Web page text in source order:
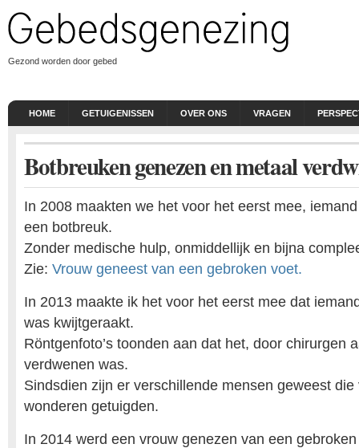
Gezond worden door gebed
HOME GETUIGENISSEN OVER ONS VRAGEN
Botbreuken genezen en metaal
In 2008 maakten we het voor het eerst mee,
een botbreuk.
Zonder medische hulp, onmiddellijk en bijna
Zie: Vrouw geneest van een gebroken voet.
In 2013 maakte ik het voor het eerst mee dat
was kwijtgeraakt.
Röntgenfoto’s toonden aan dat het, door chirurgen
verdwenen was.
Sindsdien zijn er verschillende mensen geweest
wonderen getuigden.
In 2014 werd een vrouw genezen van een